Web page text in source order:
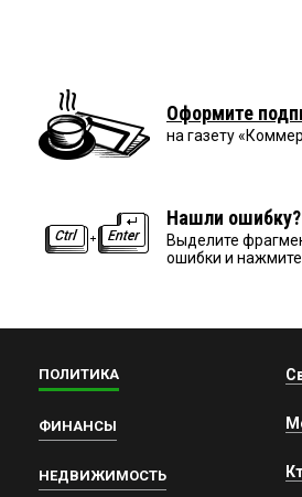
Оформите
на газету
Нашли ошибку?
Выделите
ошибки и нажмите
ПОЛИТИКА
ФИНАНСЫ
НЕДВИЖИМОСТЬ